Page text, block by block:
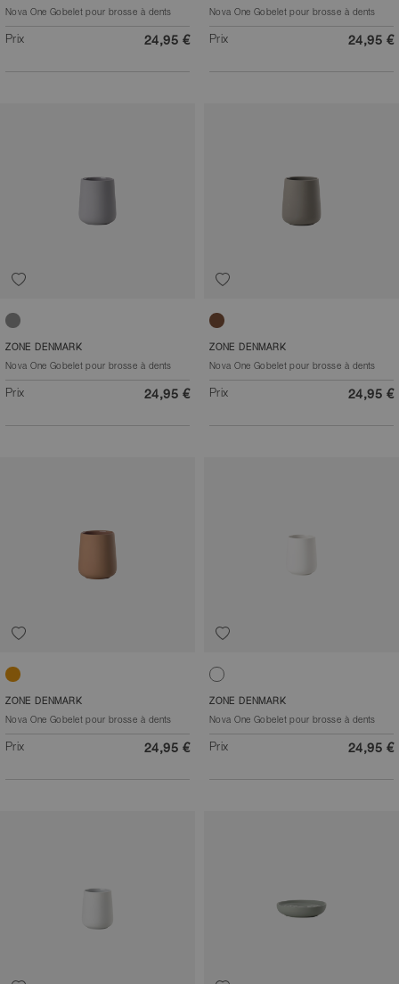
Nova One Gobelet pour brosse à dents
Prix 24,95 €
Nova One Gobelet pour brosse à dents
Prix 24,95 €
Gris mouette
ZONE DENMARK
Nova One Gobelet pour brosse à dents
Prix 24,95 €
Taupe
ZONE DENMARK
Nova One Gobelet pour brosse à dents
Prix 24,95 €
Mandarine
ZONE DENMARK
Nova One Gobelet pour brosse à dents
Prix 24,95 €
Blanc
ZONE DENMARK
Nova One Gobelet pour brosse à dents
Prix 24,95 €